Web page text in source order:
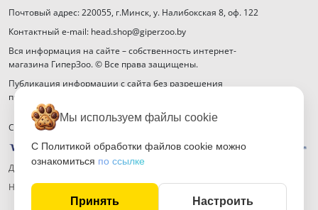
Почтовый адрес: 220055, г.Минск, у. Налибокская 8, оф. 122
Контактный e-mail: head.shop@giperzoo.by
Вся информация на сайте – собственность интернет-
магазина ГиперЗоо. © Все права защищены.
Публикация информации с сайта без разрешения
правообладателя запрещена.
Способы оплаты
Договор публичной оферты
Настройка файлов cookie
Мы используем файлы cookie
С Политикой обработки файлов cookie можно
ознакомиться по ссылке
Принять Настроить